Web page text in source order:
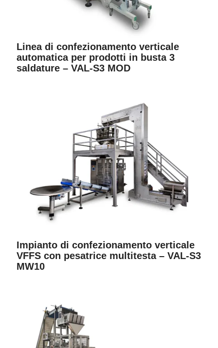
Linea di confezionamento verticale
automatica per prodotti in busta 3
saldature – VAL-S3 MOD
Impianto di confezionamento verticale
VFFS con pesatrice multitesta – VAL-S3
MW10